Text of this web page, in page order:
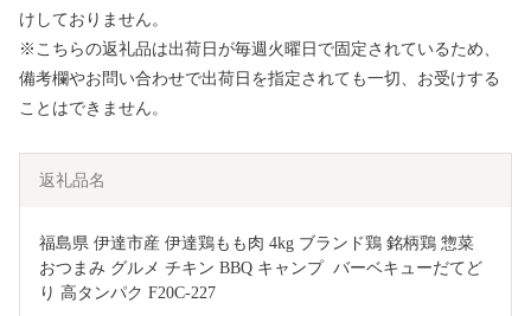
けしておりません。
※こちらの返礼品は出荷日が毎週火曜日で固定されているため、
備考欄やお問い合わせで出荷日を指定されても一切、お受けする
ことはできません。
返礼品名
福島県 伊達市産 伊達鶏もも肉 4kg ブランド鶏 銘柄鶏 惣菜
おつまみ グルメ チキン BBQ キャンプ  バーベキューだてど
り 高タンパク F20C-227